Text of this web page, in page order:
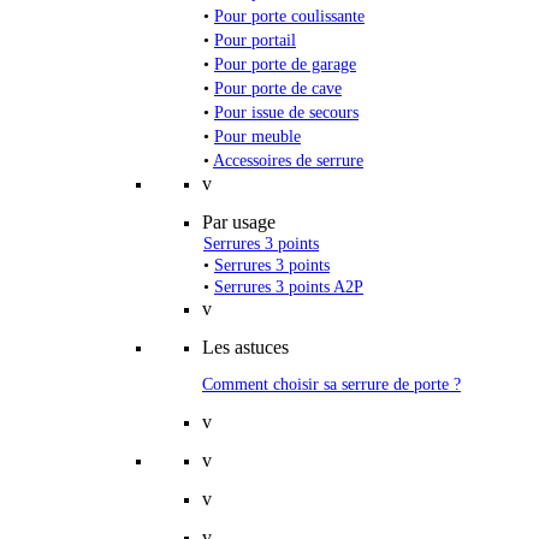
• Pour porte coulissante
• Pour portail
• Pour porte de garage
• Pour porte de cave
• Pour issue de secours
• Pour meuble
• Accessoires de serrure
v
Par usage
Serrures 3 points
• Serrures 3 points
• Serrures 3 points A2P
v
Les astuces
Comment choisir sa serrure de porte ?
v
v
v